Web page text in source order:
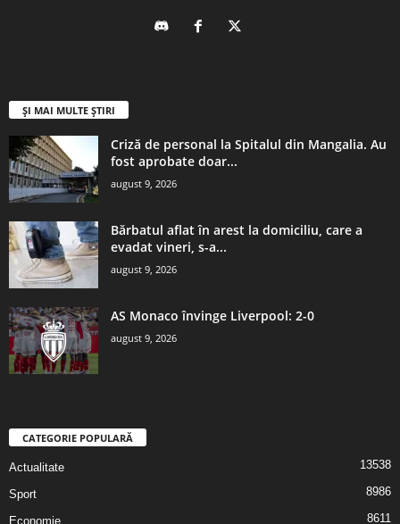
ȘI MAI MULTE ȘTIRI
Criză de personal la Spitalul din Mangalia. Au
fost aprobate doar...
august 9, 2026
Bărbatul aflat în arest la domiciliu, care a
evadat vineri, s-a...
august 9, 2026
AS Monaco învinge Liverpool: 2-0
august 9, 2026
CATEGORIE POPULARĂ
Actualitate 13538
Sport 8986
Economie 8611